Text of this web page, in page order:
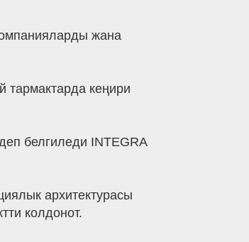
жана
тармактарда кеңири
белгиледи INTEGRA
архитектурасы
колдонот.